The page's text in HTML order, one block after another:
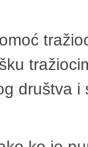
društva